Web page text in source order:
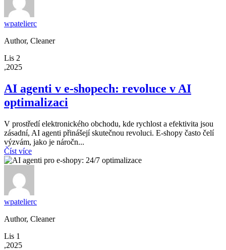
wpatelierc
Author, Cleaner
Lis 2
,2025
AI agenti v e-shopech: revoluce v AI
optimalizaci
V prostředí elektronického obchodu, kde rychlost a efektivita jsou
zásadní, AI agenti přinášejí skutečnou revoluci. E-shopy často čelí
výzvám, jako je náročn...
Číst více
wpatelierc
Author, Cleaner
Lis 1
,2025